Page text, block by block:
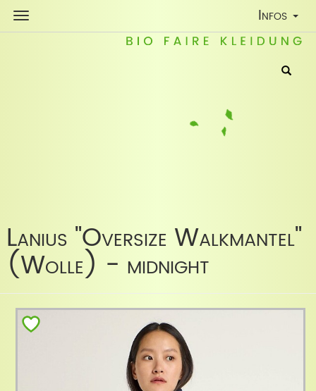
Toggle
Infos
Lanius "Oversize Walkmantel"
(Wolle) - midnight